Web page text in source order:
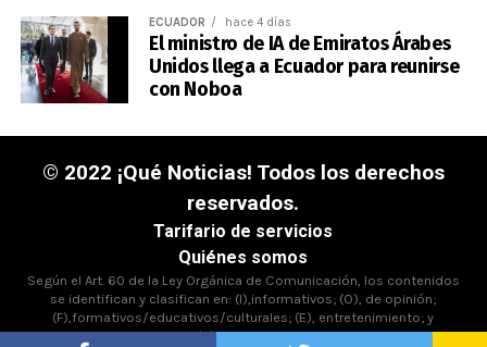
ECUADOR hace 4 días
El ministro de IA de Emiratos Árabes
Unidos llega a Ecuador para reunirse
con Noboa
© 2022 ¡Qué Noticias! Todos los derechos
reservados.
Tarifario de servicios
Quiénes somos
Según el Art. 60 de la Ley Orgánica de Comunicación, los contenidos
se identifican y clasifican en: (I),informativos; (O), de opinión;
(F),formativos/educativos/culturales; (E), entretenimiento; y
(D),deportivos.